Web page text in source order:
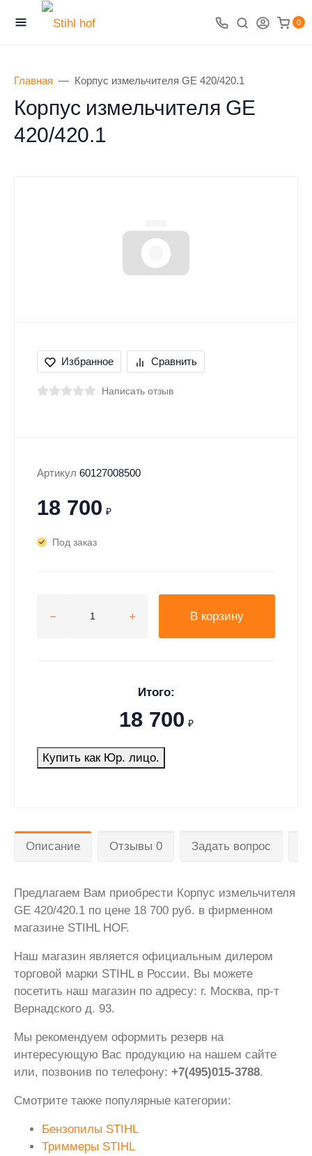
0
Главная Корпус измельчителя GE 420/420.1
Корпус измельчителя GE
420/420.1
Избранное Сравнить
Написать отзыв
Артикул 60127008500
18 700 ₽
Под заказ
В корзину
Итого:
18 700 ₽
Купить как Юр. лицо.
Описание Отзывы 0 Задать вопрос
Предлагаем Вам приобрести Корпус измельчителя
GE 420/420.1 по цене 18 700 руб. в фирменном
магазине STIHL HOF.
Наш магазин является официальным дилером
торговой марки STIHL в России. Вы можете
посетить наш магазин по адресу: г. Москва, пр-т
Вернадского д. 93.
Мы рекомендуем оформить резерв на
интересующую Вас продукцию на нашем сайте
или, позвонив по телефону: +7(495)015-3788.
Смотрите также популярные категории:
Бензопилы STIHL
Триммеры STIHL